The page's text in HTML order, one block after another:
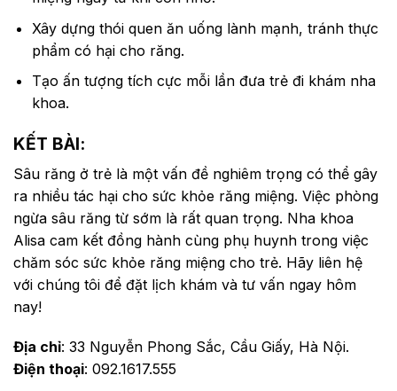
Xây dựng thói quen ăn uống lành mạnh, tránh thực
phẩm có hại cho răng.
Tạo ấn tượng tích cực mỗi lần đưa trẻ đi khám nha
khoa.
KẾT BÀI:
Sâu răng ở trẻ là một vấn đề nghiêm trọng có thể gây
ra nhiều tác hại cho sức khỏe răng miệng. Việc phòng
ngừa sâu răng từ sớm là rất quan trọng. Nha khoa
Alisa cam kết đồng hành cùng phụ huynh trong việc
chăm sóc sức khỏe răng miệng cho trẻ. Hãy liên hệ
với chúng tôi để đặt lịch khám và tư vấn ngay hôm
nay!
Địa chỉ: 33 Nguyễn Phong Sắc, Cầu Giấy, Hà Nội.
Điện thoại: 092.1617.555